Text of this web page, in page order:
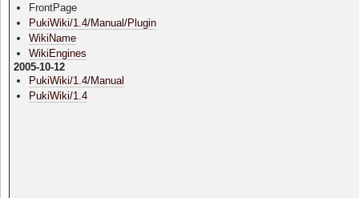
FrontPage
PukiWiki/1.4/Manual/Plugin
WikiName
WikiEngines
2005-10-12
PukiWiki/1.4/Manual
PukiWiki/1.4